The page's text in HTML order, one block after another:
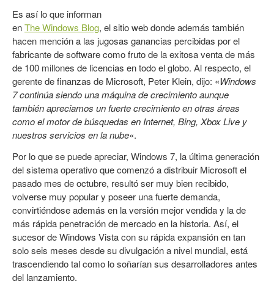
Es así lo que informan
enThe Windows Blog, el sitio web donde además también
hacen mención a las jugosas ganancias percibidas por el
fabricante de software como fruto de la exitosa venta de más
de 100 millones de licencias en todo el globo. Al respecto, el
gerente de finanzas de Microsoft, Peter Klein, dijo: «Windows
7 continúa siendo una máquina de crecimiento aunque
también apreciamos un fuerte crecimiento en otras áreas
como el motor de búsquedas en Internet, Bing, Xbox Live y
nuestros servicios en la nube«.
Por lo que se puede apreciar, Windows 7, la última generación
del sistema operativo que comenzó a distribuir Microsoft el
pasado mes de octubre, resultó ser muy bien recibido,
volverse muy popular y poseer una fuerte demanda,
convirtiéndose además en la versión mejor vendida y la de
más rápida penetración de mercado en la historia. Así, el
sucesor de Windows Vista con su rápida expansión en tan
solo seis meses desde su divulgación a nivel mundial, está
trascendiendo tal como lo soñarían sus desarrolladores antes
del lanzamiento.